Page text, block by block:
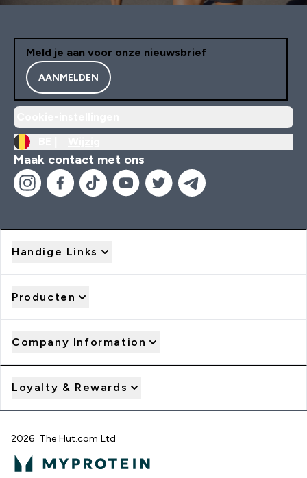
Meld je aan voor onze nieuwsbrief
AANMELDEN
Maak contact met ons
Handige Links
Producten
Company Information
Loyalty & Rewards
2026 The Hut.com Ltd